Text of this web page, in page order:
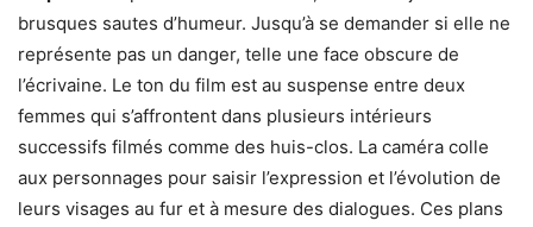
brusques sautes d’humeur. Jusqu’à se demander si elle ne
représente pas un danger, telle une face obscure de
l’écrivaine. Le ton du film est au suspense entre deux
femmes qui s’affrontent dans plusieurs intérieurs
successifs filmés comme des huis-clos. La caméra colle
aux personnages pour saisir l’expression et l’évolution de
leurs visages au fur et à mesure des dialogues. Ces plans